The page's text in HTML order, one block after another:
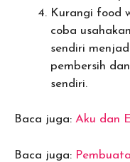
Kurangi food
coba
sendiri
pembersih
sendiri.
Baca juga: Aku dan
Baca juga: